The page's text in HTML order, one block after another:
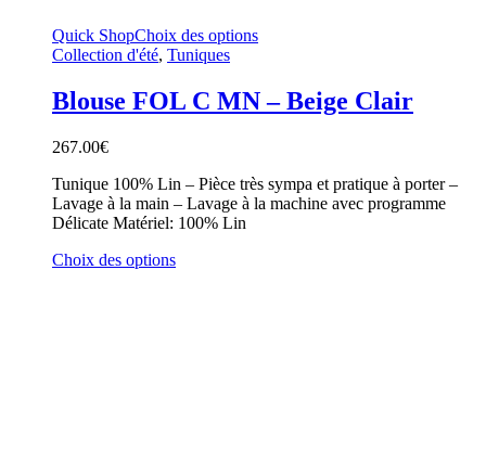
Quick ShopChoix des options
Collection d'été, Tuniques
Blouse FOL C MN – Beige Clair
267.00€
Tunique 100% Lin – Pièce très sympa et pratique à porter –
Lavage à la main – Lavage à la machine avec programme
Délicate Matériel: 100% Lin
Choix des options